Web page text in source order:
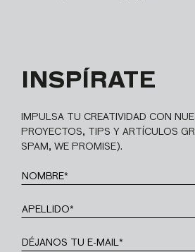
INSPÍRATE
IMPULSA TU CREATIVIDAD CON
PROYECTOS, TIPS Y ARTÍCULOS
SPAM, WE PROMISE).